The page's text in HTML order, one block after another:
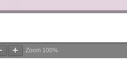
Zoom 100%